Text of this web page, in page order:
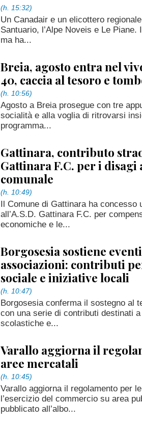
(h. 15:32)
Un Canadair e un elicottero
Santuario, l’Alpe Noveis e Le
ma ha...
Breia, agosto entra nel
40, caccia al tesoro e
(h. 10:56)
Agosto a Breia prosegue con tre
socialità e alla voglia di ritrovarsi
programma...
Gattinara, contributo
Gattinara F.C. per i disagi
comunale
(h. 10:49)
Il Comune di Gattinara ha concesso
all’A.S.D. Gattinara F.C. per
economiche e le...
Borgosesia sostiene
associazioni: contributi
sociale e iniziative locali
(h. 10:47)
Borgosesia conferma il sostegno al
con una serie di contributi destinati
scolastiche e...
Varallo aggiorna il
aree mercatali
(h. 10:45)
Varallo aggiorna il regolamento per
l’esercizio del commercio su area
pubblicato all’albo...